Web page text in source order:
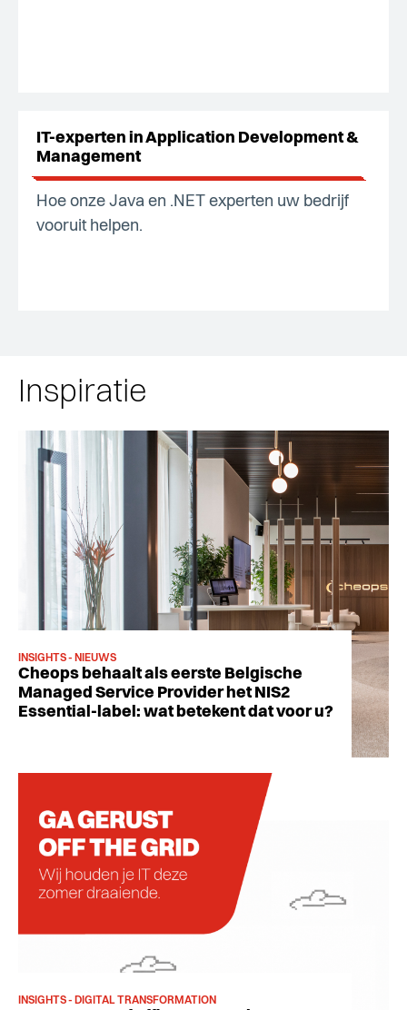
IT-experten in Application Development &
Management
Hoe onze Java en .NET experten uw bedrijf
vooruit helpen.
Inspiratie
INSIGHTS - NIEUWS
Cheops behaalt als eerste Belgische
Managed Service Provider het NIS2
Essential-label: wat betekent dat voor u?
INSIGHTS - DIGITAL TRANSFORMATION